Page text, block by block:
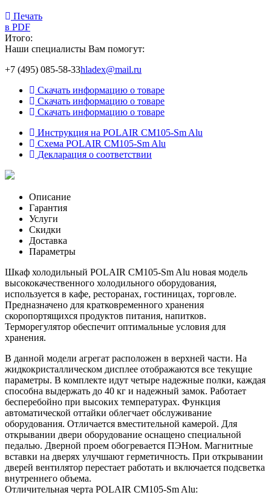
Печать
в PDF
Итого:
Наши специалисты Вам помогут:
+7 (495) 085-58-33hladex@mail.ru
Скачать информацию о товаре
Скачать информацию о товаре
Скачать информацию о товаре
Инструкция на POLAIR CM105-Sm Alu
Схема POLAIR CM105-Sm Alu
Декларация о соответствии
Описание
Гарантия
Услуги
Скидки
Доставка
Параметры
Шкаф холодильный POLAIR CM105-Sm Alu новая модель
высококачественного холодильного оборудования,
используется в кафе, ресторанах, гостиницах, торговле.
Предназначено для кратковременного хранения
скоропортящихся продуктов питания, напитков.
Терморегулятор обеспечит оптимальные условия для
хранения.
В данной модели агрегат расположен в верхней части. На
жидкокристаллическом дисплее отображаются все текущие
параметры. В комплекте идут четыре надежные полки, каждая
способна выдержать до 40 кг и надежный замок. Работает
бесперебойно при высоких температурах. Функция
автоматической оттайки облегчает обслуживание
оборудования. Отличается вместительной камерой. Для
открывании двери оборудование оснащено специальной
педалью. Дверной проем обогревается ПЭНом. Магнитные
вставки на дверях улучшают герметичность. При открывании
дверей вентилятор перестает работать и включается подсветка
внутреннего объема.
Отличительная черта POLAIR CM105-Sm Alu: